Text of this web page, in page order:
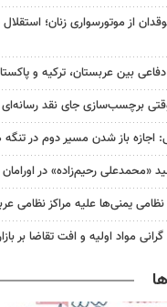
از موتورسواری زنان؛
بین عربستان، ترکیه و
برچسب‌سازی جای نقد رسانه‌ای
باز شدن مسیر دوم در تنگه
«محمدعلی رحیم‌زاده» در
یمنی‌ها علیه مراکز نظامی
مواد اولیه و افت تقاضا بر